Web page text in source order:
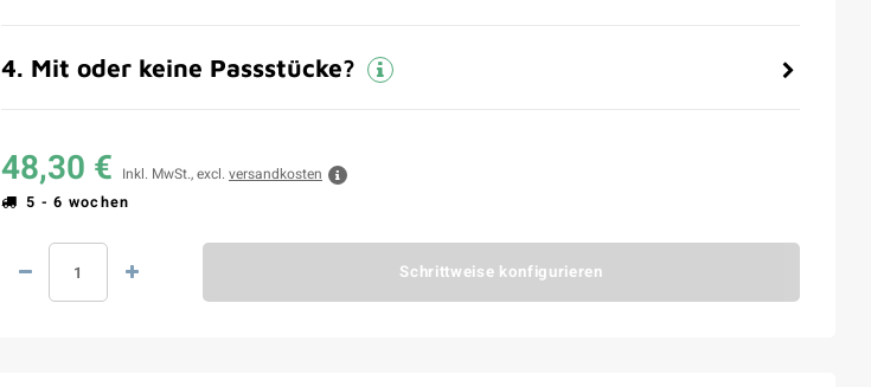
4. Mit oder keine Passstücke?
48,30 € Inkl. MwSt., excl. versandkosten
5 - 6 wochen
Schrittweise konfigurieren